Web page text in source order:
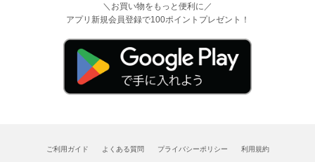
＼お買い物をもっと便利に／
アプリ新規会員登録で100ポイントプレゼント！
ご利用ガイド よくある質問 プライバシーポリシー 利用規約